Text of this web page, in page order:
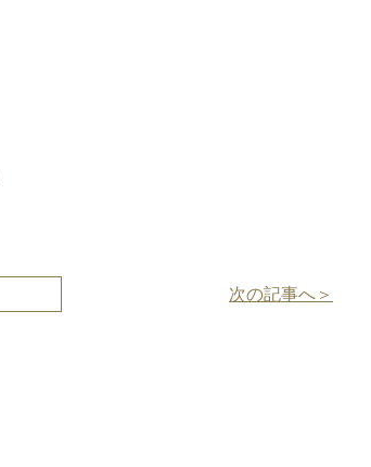
次の記事へ＞